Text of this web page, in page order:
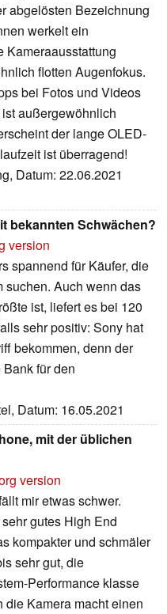
abgelösten Bezeichnung
werkelt ein
Kameraausstattung
flotten Augenfokus.
bei Fotos und Videos
außergewöhnlich
der lange OLED-
ist überragend!
Datum: 22.06.2021
bekannten Schwächen?
version
spannend für Käufer, die
suchen. Auch wenn das
ist, liefert es bei 120
sehr positiv: Sony hat
bekommen, denn der
für den
Datum: 16.05.2021
mit der üblichen
version
mir etwas schwer.
gutes High End
kompakter und schmäler
sehr gut, die
Performance klasse
Kamera macht einen